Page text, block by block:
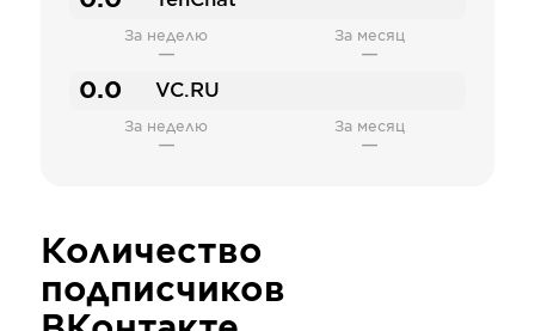
За неделю
—
За месяц
—
0.0 VC.RU
За неделю
—
За месяц
—
Количество
подписчиков